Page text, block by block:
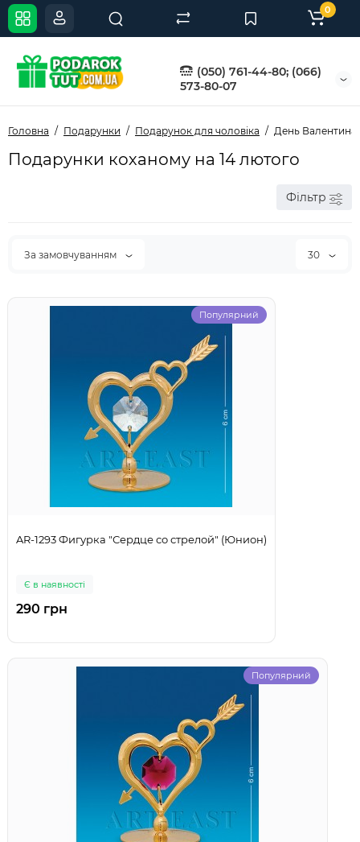
(050) 761-44-80; (066)
573-80-07
0
Головна Подарунки Подарунок для чоловіка День Валентина
Подарунки коханому на 14 лютого
Фільтр
За замовчуванням 30
Популярний
AR-1293 Фигурка "Сердце со стрелой" (Юнион)
Є в наявності
290 грн
Популярний